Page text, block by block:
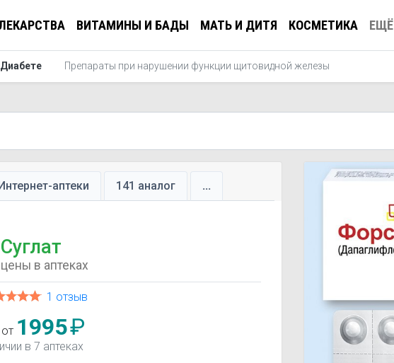
ВИТАМИНЫ И БАДЫ МАТЬ И ДИТЯ КОСМЕТИКА ЕЩЁ
Препараты при нарушении функции щитовидной железы
аптеки 141 аналог ...
Суглат
цены в аптеках
1 отзыв
1995₽
в 7 аптеках